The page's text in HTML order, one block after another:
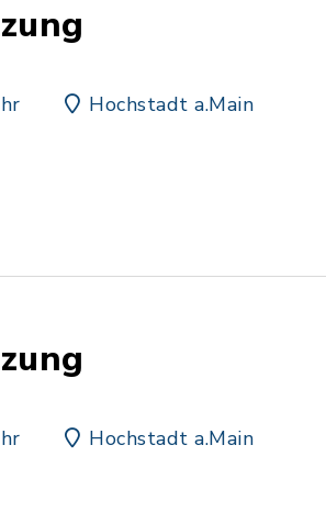
Hochstadt a.Main
Hochstadt a.Main